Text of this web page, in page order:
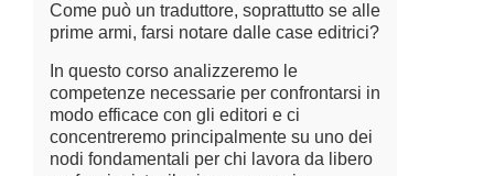
Come può un traduttore, soprattutto se alle
prime armi, farsi notare dalle case editrici?
In questo corso analizzeremo le
competenze necessarie per confrontarsi in
modo efficace con gli editori e ci
concentreremo principalmente su uno dei
nodi fondamentali per chi lavora da libero